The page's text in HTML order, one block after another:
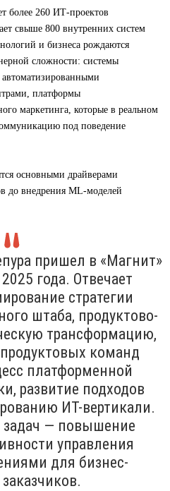
более 260 ИТ-проектов
свыше 800 внутренних систем
и бизнеса рождаются
сложности: системы
платформы
маркетинга, которые в реальном
под поведение
основными драйверами
до внедрения ML-моделей
пришел в «Магнит»
года. Отвечает
стратегии
штаба, продуктово-
трансформацию,
команд
платформенной
развитие подходов
ИТ-вертикали.
задач — повышение
управления
для бизнес-
заказчиков.